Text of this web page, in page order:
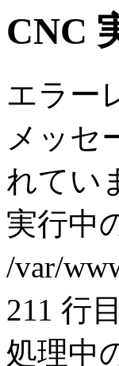
CNC
エラー
メッセ
れてい
実行中
/var/
211 行目
処理中